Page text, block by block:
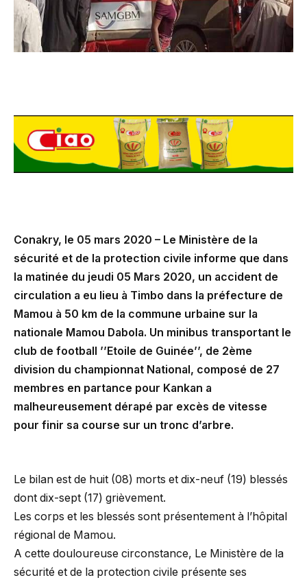
Conakry, le 05 mars 2020 – Le Ministère de la
sécurité et de la protection civile informe que dans
la matinée du jeudi 05 Mars 2020, un accident de
circulation a eu lieu à Timbo dans la préfecture de
Mamou à 50 km de la commune urbaine sur la
nationale Mamou Dabola. Un minibus transportant le
club de football ’’Etoile de Guinée’’, de 2ème
division du championnat National, composé de 27
membres en partance pour Kankan a
malheureusement dérapé par excès de vitesse
pour finir sa course sur un tronc d’arbre.
Le bilan est de huit (08) morts et dix-neuf (19) blessés
dont dix-sept (17) grièvement.
Les corps et les blessés sont présentement à l’hôpital
régional de Mamou.
A cette douloureuse circonstance, Le Ministère de la
sécurité et de la protection civile présente ses